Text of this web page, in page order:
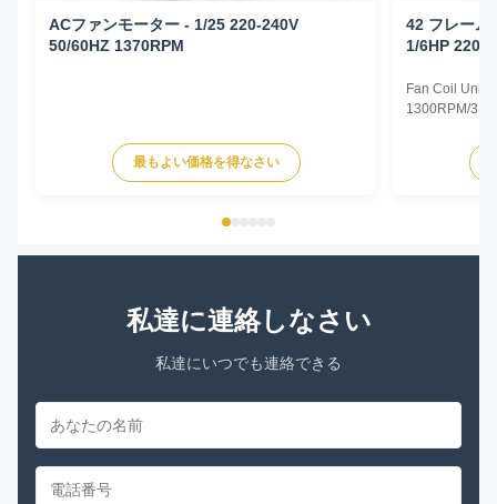
ACファンモーター - 1/25 220-240V
50/60HZ 1370RPM
最もよい価格を得なさい
42 フレーム
1/6HP 220-
Fan Coil Unit
1300RPM/
Type
TEAO
私達に連絡しなさい
私達にいつでも連絡できる